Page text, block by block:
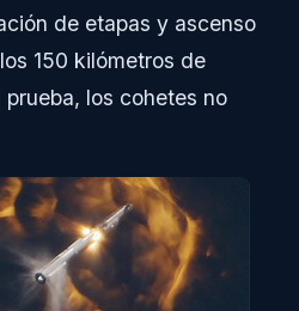
de etapas y ascenso
150 kilómetros de
los cohetes no